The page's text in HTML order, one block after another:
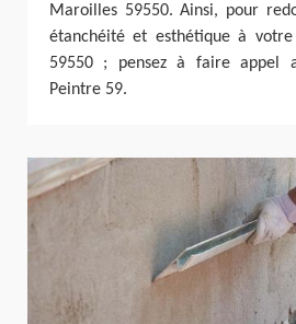
Maroilles 59550. Ainsi, pour
étanchéité et esthétique à
59550 ; pensez à faire appel
Peintre 59.